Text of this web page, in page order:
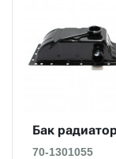
Бак
70-1301055